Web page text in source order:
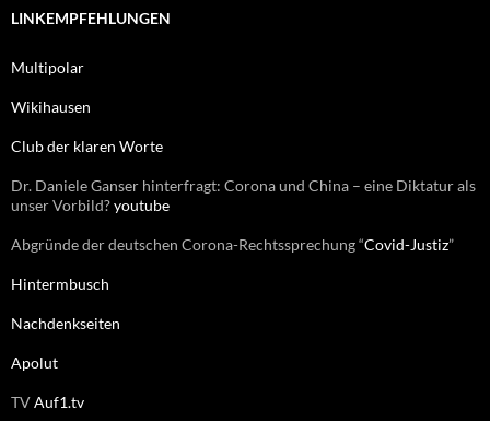
e
a
h
LINKEMPFEHLUNGEN
Multipolar
Wikihausen
Club der klaren Worte
Dr. Daniele Ganser hinterfragt: Corona und China – eine Diktatur als
unser Vorbild?youtube
Abgründe der deutschen Corona-Rechtssprechung “Covid-Justiz”
Hintermbusch
Nachdenkseiten
Apolut
TVAuf1.tv